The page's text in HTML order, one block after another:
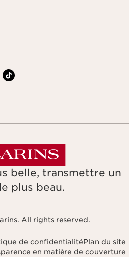
belle, transmettre un
plus beau.
All rights reserved.
de confidentialitéPlan du site
en matière de couverture